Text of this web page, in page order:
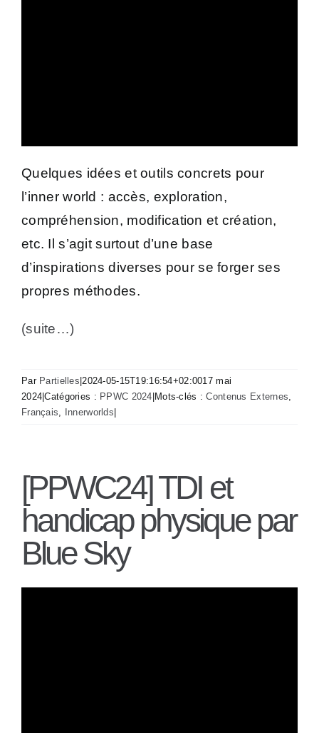
Quelques idées et outils concrets pour
l’inner world : accès, exploration,
compréhension, modification et création,
etc. Il s’agit surtout d’une base
d’inspirations diverses pour se forger ses
propres méthodes.
(suite…)
Par Partielles 2024-05-15T19:16:54+02:0017 mai
2024 |Catégories : PPWC 2024 Mots-clés :Contenus Externes
Français
Innerworlds
[PPWC24] TDI et
handicap physique par
Blue Sky